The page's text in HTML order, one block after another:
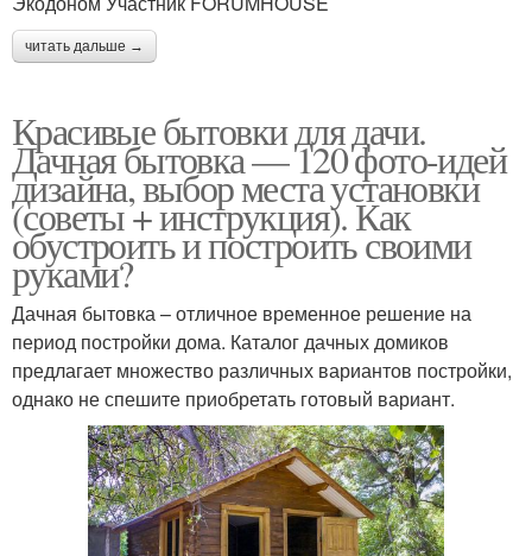
читать дальше →
Красивые бытовки для дачи.
Дачная бытовка — 120 фото-идей
дизайна, выбор места установки
(советы + инструкция). Как
обустроить и построить своими
руками?
Дачная бытовка – отличное временное решение на
период постройки дома. Каталог дачных домиков
предлагает множество различных вариантов постройки,
однако не спешите приобретать готовый вариант.